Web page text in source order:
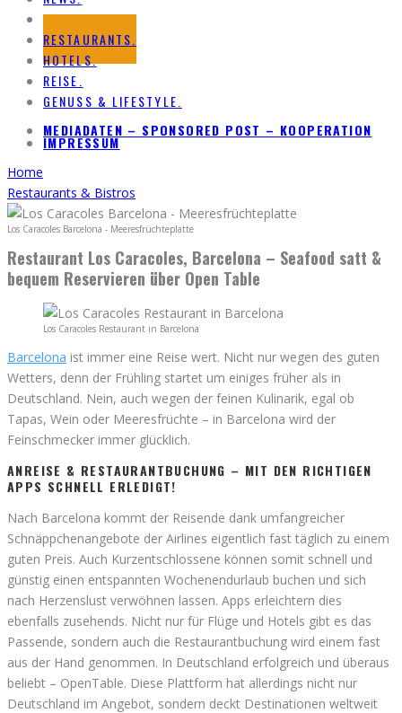
REZEPTE.
RESTAURANTS.
HOTELS.
REISE.
GENUSS & LIFESTYLE.
MEDIADATEN – SPONSORED POST – KOOPERATION
IMPRESSUM
Home
Restaurants & Bistros
Los Caracoles Barcelona - Meeresfrüchteplatte
Restaurant Los Caracoles, Barcelona – Seafood satt &
bequem Reservieren über Open Table
Los Caracoles Restaurant in Barcelona
Barcelona ist immer eine Reise wert. Nicht nur wegen des guten
Wetters, denn der Frühling startet um einiges früher als in
Deutschland. Nein, auch wegen der feinen Kulinarik, egal ob
Tapas, Wein oder Meeresfrüchte – in Barcelona wird der
Feinschmecker immer glücklich.
ANREISE & RESTAURANTBUCHUNG – MIT DEN RICHTIGEN
APPS SCHNELL ERLEDIGT!
Nach Barcelona kommt der Reisende dank umfangreicher
Schnäppchenangebote der Airlines eigentlich fast täglich zu einem
guten Preis. Auch Kurzentschlossene können somit schnell und
günstig einen entspannten Wochenendurlaub buchen und sich
nach Herzenslust verwöhnen lassen. Apps erleichtern dies
ebenfalls zusehends. Nicht nur für Flüge und Hotels gibt es das
Passende, sondern auch die Restaurantbuchung wird einem fast
aus der Hand genommen. In Deutschland erfolgreich und überaus
beliebt – OpenTable. Diese Plattform hat allerdings nicht nur
Deutschland im Angebot, sondern deckt Destinationen weltweit